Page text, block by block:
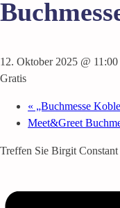
12. Oktober 2025 @ 11:00
Gratis
« „Buchmesse
Meet&Greet
Treffen Sie Birgit